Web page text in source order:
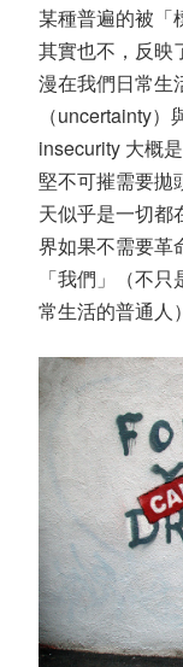
某種普遍的被「
其實也不，反映
漫在我們日常生
（uncertainty
insecurity 大概
堅不可摧需要拋
天似乎是一切都
界如果不需要革
「我們」（不
常生活的普通人